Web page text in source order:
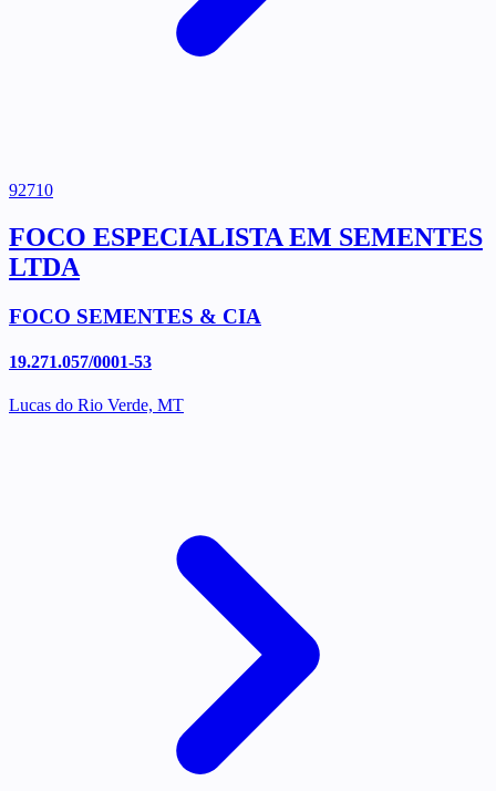
92710
FOCO ESPECIALISTA EM SEMENTES
LTDA
FOCO SEMENTES & CIA
19.271.057/0001-53
Lucas do Rio Verde, MT